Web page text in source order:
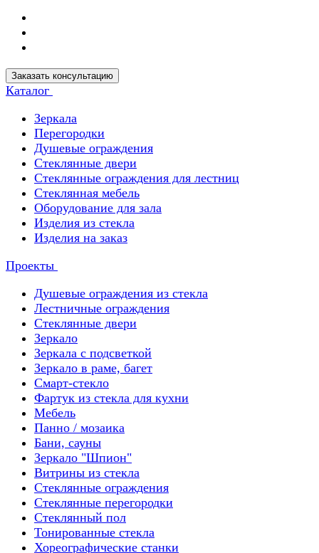
Заказать консультацию
Каталог
Зеркала
Перегородки
Душевые ограждения
Стеклянные двери
Стеклянные ограждения для лестниц
Стеклянная мебель
Оборудование для зала
Изделия из стекла
Изделия на заказ
Проекты
Душевые ограждения из стекла
Лестничные ограждения
Стеклянные двери
Зеркало
Зеркала с подсветкой
Зеркало в раме, багет
Смарт-стекло
Фартук из стекла для кухни
Мебель
Панно / мозаика
Бани, сауны
Зеркало "Шпион"
Витрины из стекла
Стеклянные ограждения
Стеклянные перегородки
Стеклянный пол
Тонированные стекла
Хореографические станки